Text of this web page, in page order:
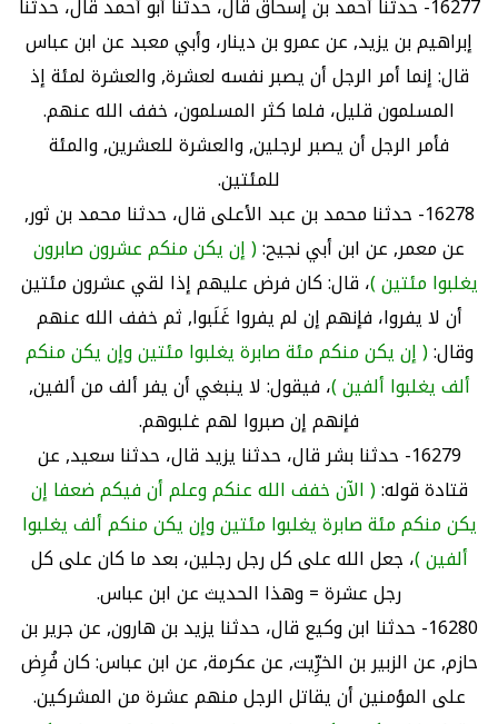
16277- حدثنا أحمد بن إسحاق قال، حدثنا أبو أحمد قال، حدثنا
إبراهيم بن يزيد, عن عمرو بن دينار، وأبي معبد عن ابن عباس
قال: إنما أمر الرجل أن يصبر نفسه لعشرة, والعشرة لمئة إذ
المسلمون قليل، فلما كثر المسلمون، خفف الله عنهم.
فأمر الرجل أن يصبر لرجلين, والعشرة للعشرين, والمئة
للمئتين.
16278- حدثنا محمد بن عبد الأعلى قال، حدثنا محمد بن ثور,
عن معمر, عن ابن أبي نجيح:( إن يكن منكم عشرون صابرون
يغلبوا مئتين )، قال: كان فرض عليهم إذا لقي عشرون مئتين
أن لا يفروا، فإنهم إن لم يفروا غَلَبوا, ثم خفف الله عنهم
وقال:( إن يكن منكم مئة صابرة يغلبوا مئتين وإن يكن منكم
ألف يغلبوا ألفين )، فيقول: لا ينبغي أن يفر ألف من ألفين,
فإنهم إن صبروا لهم غلبوهم.
16279- حدثنا بشر قال، حدثنا يزيد قال، حدثنا سعيد, عن
قتادة قوله:( الآن خفف الله عنكم وعلم أن فيكم ضعفا إن
يكن منكم مئة صابرة يغلبوا مئتين وإن يكن منكم ألف يغلبوا
ألفين )، جعل الله على كل رجل رجلين، بعد ما كان على كل
رجل عشرة = وهذا الحديث عن ابن عباس.
16280- حدثنا ابن وكيع قال، حدثنا يزيد بن هارون, عن جرير بن
حازم, عن الزبير بن الخرِّيت, عن عكرمة, عن ابن عباس: كان فُرِض
على المؤمنين أن يقاتل الرجل منهم عشرة من المشركين.